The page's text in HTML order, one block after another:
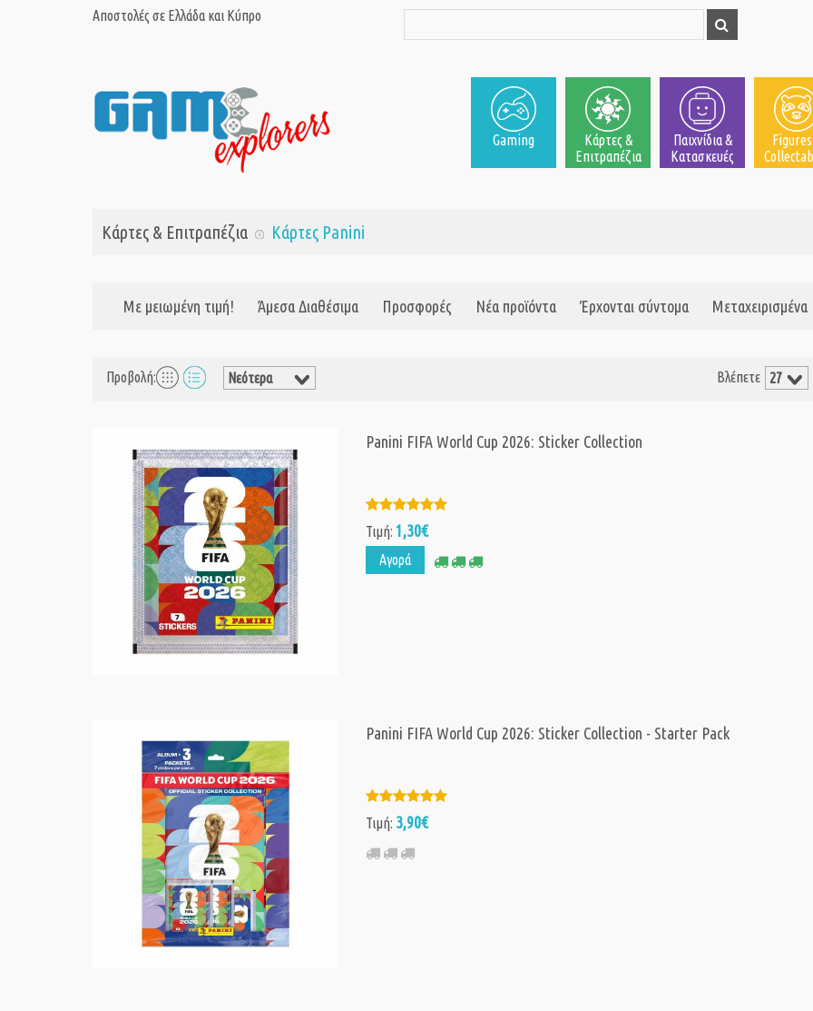
Αποστολές σε Ελλάδα και Κύπρο
Gaming
Κάρτες &
Επιτραπέζια
Παιχνίδια &
Κατασκευές
Κάρτες & Επιτραπέζια Κάρτες Panini
Με μειωμένη τιμή! Άμεσα Διαθέσιμα Προσφορές Νέα προϊόντα Έρχονται σύντομα Μεταχειρισμένα
Προβολή: Βλέπετε
Panini FIFA World Cup 2026: Sticker Collection
Τιμή:1,30€
Αγορά
Panini FIFA World Cup 2026: Sticker Collection - Starter Pack
Τιμή: 3,90€